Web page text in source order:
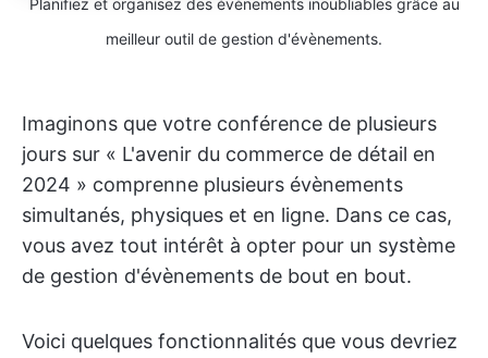
Planifiez et organisez des évènements inoubliables grâce au
meilleur outil de gestion d'évènements.
Imaginons que votre conférence de plusieurs
jours sur « L'avenir du commerce de détail en
2024 » comprenne plusieurs évènements
simultanés, physiques et en ligne. Dans ce cas,
vous avez tout intérêt à opter pour un système
de gestion d'évènements de bout en bout.
Voici quelques fonctionnalités que vous devriez